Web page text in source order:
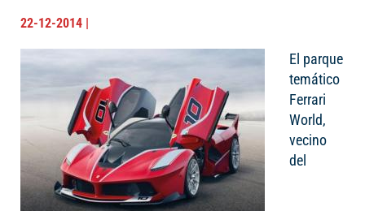
22-12-2014 |
El parque
temático
Ferrari
World,
vecino
del